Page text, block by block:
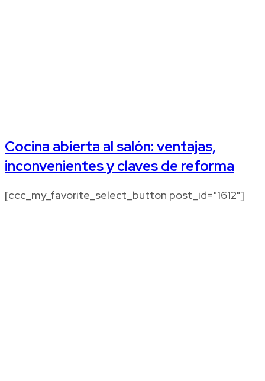
Cocina abierta al salón: ventajas,
inconvenientes y claves de reforma
[ccc_my_favorite_select_button post_id="1612"]